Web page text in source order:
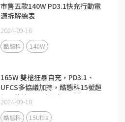
市售五款140W PD3.1快充行動電
源拆解總表
2024-09-16
酷態科 140W
165W 雙槍狂暴自充，PD3.1、
UFCS多協議加持，酷態科15號超
級電能柱Ultra評測
2024-09-10
酷態科 15Ultra